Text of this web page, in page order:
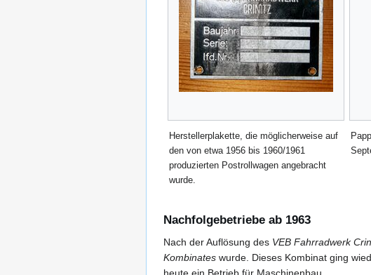
Herstellerplakette, die möglicherweise auf
den von etwa 1956 bis 1960/1961
produzierten Postrollwagen angebracht
wurde.
Nachfolgebetriebe ab 1963
Nach der Auflösung des VEB Fahrradwerk
Kombinates wurde. Dieses Kombinat ging